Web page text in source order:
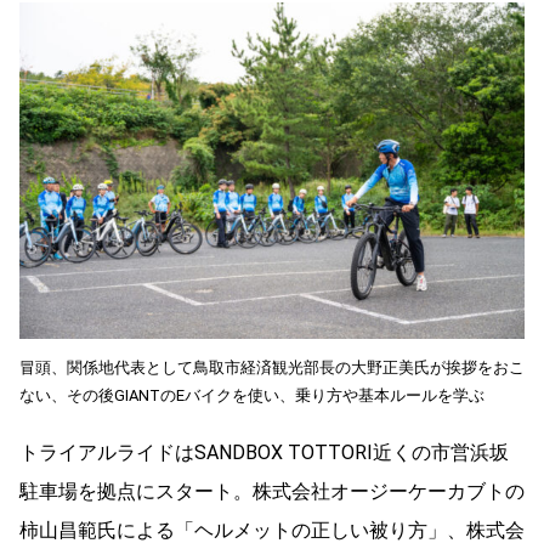
冒頭、関係地代表として鳥取市経済観光部長の大野正美氏が挨拶をおこ
ない、その後GIANTのEバイクを使い、乗り方や基本ルールを学ぶ
トライアルライドはSANDBOX TOTTORI近くの市営浜坂
駐車場を拠点にスタート。株式会社オージーケーカブトの
柿山昌範氏による「ヘルメットの正しい被り方」、株式会